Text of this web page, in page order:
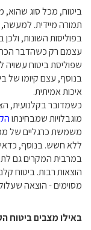
ביטוח, מכל סוג שהוא,
תמורה מיידית.
בפוליסות השונות,
עצמם רק כשהדבר
שפוליסת ביטוח עשויה
בנוסף, עצם קיומו של
איכות אמיתית.
כשמדובר בקלנועית,
מוגבלויות שמבחינתו
משמשת כרגליים של
ללא חשש. בנוסף, כדאי
במרבית המקרים גם
הוצאות רבות. ביטוח
מסוימים - הוצאה
באילו מצבים ביטוח